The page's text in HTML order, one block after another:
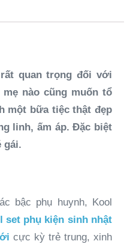
quan trọng đối với
nào cũng muốn tổ
một bữa tiệc thật đẹp
linh, ấm áp. Đặc biệt
gái.
bậc phụ huynh, Kool
set phụ kiện sinh nhật
cực kỳ trẻ trung, xinh